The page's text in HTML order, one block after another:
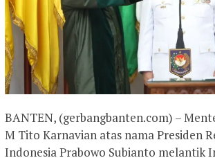
BANTEN, (gerbangbanten.com) –
M Tito Karnavian atas nama Presiden
Indonesia Prabowo Subianto melantik